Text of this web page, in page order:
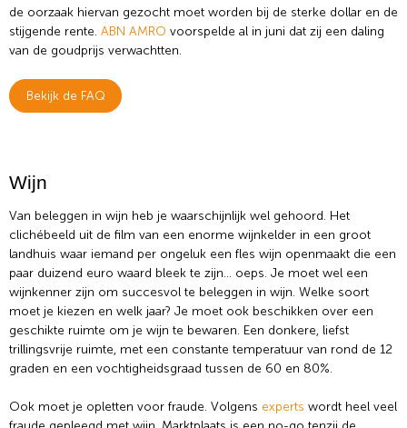
de oorzaak hiervan gezocht moet worden bij de sterke dollar en de
stijgende rente. ABN AMRO voorspelde al in juni dat zij een daling
van de goudprijs verwachtten.
Bekijk de FAQ
Wijn
Van beleggen in wijn heb je waarschijnlijk wel gehoord. Het
clichébeeld uit de film van een enorme wijnkelder in een groot
landhuis waar iemand per ongeluk een fles wijn openmaakt die een
paar duizend euro waard bleek te zijn… oeps. Je moet wel een
wijnkenner zijn om succesvol te beleggen in wijn. Welke soort
moet je kiezen en welk jaar? Je moet ook beschikken over een
geschikte ruimte om je wijn te bewaren. Een donkere, liefst
trillingsvrije ruimte, met een constante temperatuur van rond de 12
graden en een vochtigheidsgraad tussen de 60 en 80%.
Ook moet je opletten voor fraude. Volgens experts wordt heel veel